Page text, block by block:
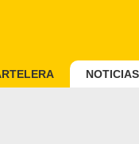
NOTICIAS